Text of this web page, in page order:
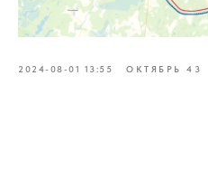
2024-08-01 13:55 ОКТЯБРЬ 43